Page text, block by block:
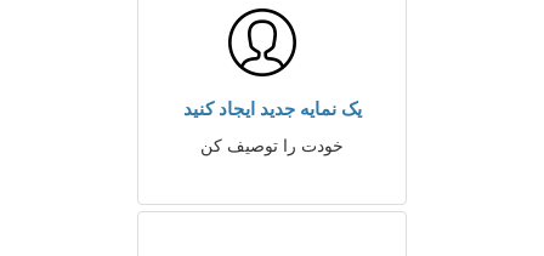
یک نمایه جدید ایجاد کنید
خودت را توصیف کن